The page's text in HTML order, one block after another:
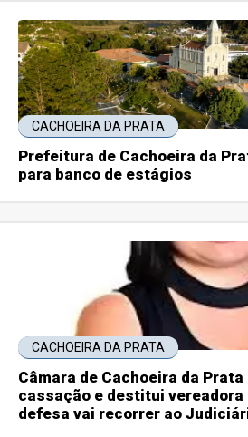
CACHOEIRA DA PRATA
Prefeitura de Cachoeira da
para banco de estágios
CACHOEIRA DA PRATA
Câmara de Cachoeira da
cassação e destitui vereadora
defesa vai recorrer ao